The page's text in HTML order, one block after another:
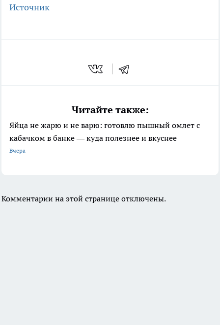
Источник
Читайте также:
Яйца не жарю и не варю: готовлю пышный омлет с
кабачком в банке — куда полезнее и вкуснее
Вчера
Комментарии на этой странице отключены.